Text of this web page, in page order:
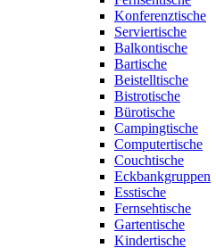
Konferenztische
Serviertische
Balkontische
Bartische
Beistelltische
Bistrotische
Bürotische
Campingtische
Computertische
Couchtische
Eckbankgruppen
Esstische
Fernsehtische
Gartentische
Kindertische